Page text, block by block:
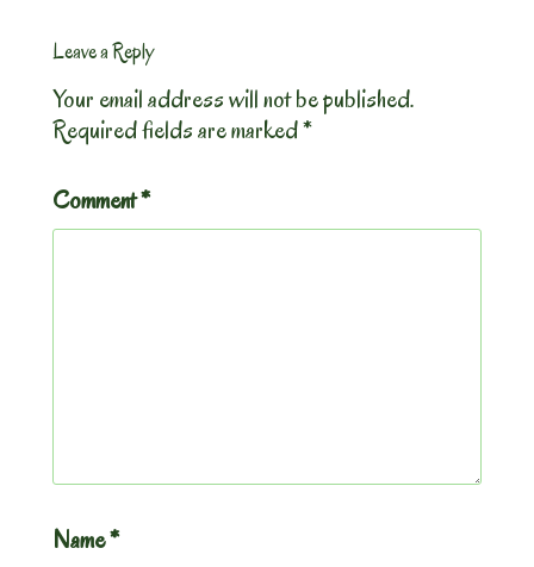
Leave a Reply
Your email address will not be published.
Required fields are marked*
Comment*
Name*